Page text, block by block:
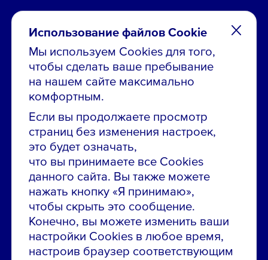
Использование файлов Cookie
Мы используем Cookies для того,
чтобы сделать ваше пребывание
на нашем сайте максимально
комфортным.
Если вы продолжаете просмотр
страниц без изменения настроек,
это будет означать,
что вы принимаете все Cookies
данного сайта. Вы также можете
нажать кнопку «Я принимаю»,
чтобы скрыть это сообщение.
Конечно, вы можете изменить ваши
настройки Cookies в любое время,
настроив браузер соответствующим
Остались вопросы по вакансиям?
Звони в контакт-центр:
8 800 700-19-43
Сообщить об ошибке на сайте
ПАО «ГМК «Норильский никель»
Использование материалов сайта
без согласования запрещено.
Российская Федерация, 123112, г. Москва, 1-й
Красногвардейский проезд., д. 15
Политика конфиденциальности